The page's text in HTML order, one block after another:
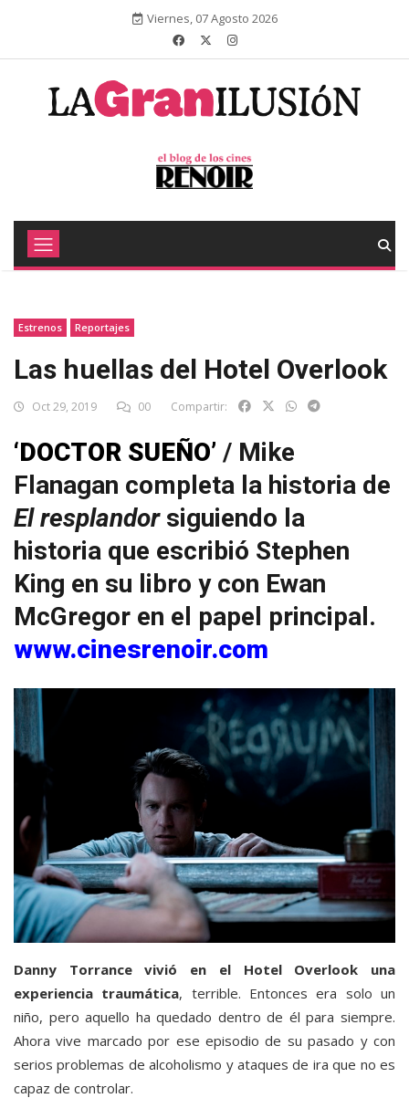
Viernes, 07 Agosto 2026
Estrenos Reportajes
Las huellas del Hotel Overlook
Oct 29, 2019 00 Compartir:
‘DOCTOR SUEÑO’ / Mike
Flanagan completa la historia de
El resplandorsiguiendo la
historia que escribió Stephen
King en su libro y con Ewan
McGregor en el papel principal.
www.cinesrenoir.com
Danny Torrance vivió en el Hotel Overlook una
experiencia traumática, terrible. Entonces era solo un
niño, pero aquello ha quedado dentro de él para siempre.
Ahora vive marcado por ese episodio de su pasado y con
serios problemas de alcoholismo y ataques de ira que no es
capaz de controlar.